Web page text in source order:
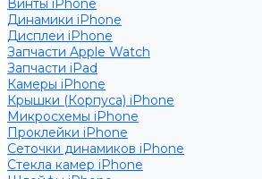
Винты iPhone
Динамики iPhone
Дисплеи iPhone
Запчасти Apple Watch
Запчасти iPad
Камеры iPhone
Крышки (Корпуса) iPhone
Микросхемы iPhone
Проклейки iPhone
Сеточки динамиков iPhone
Стекла камер iPhone